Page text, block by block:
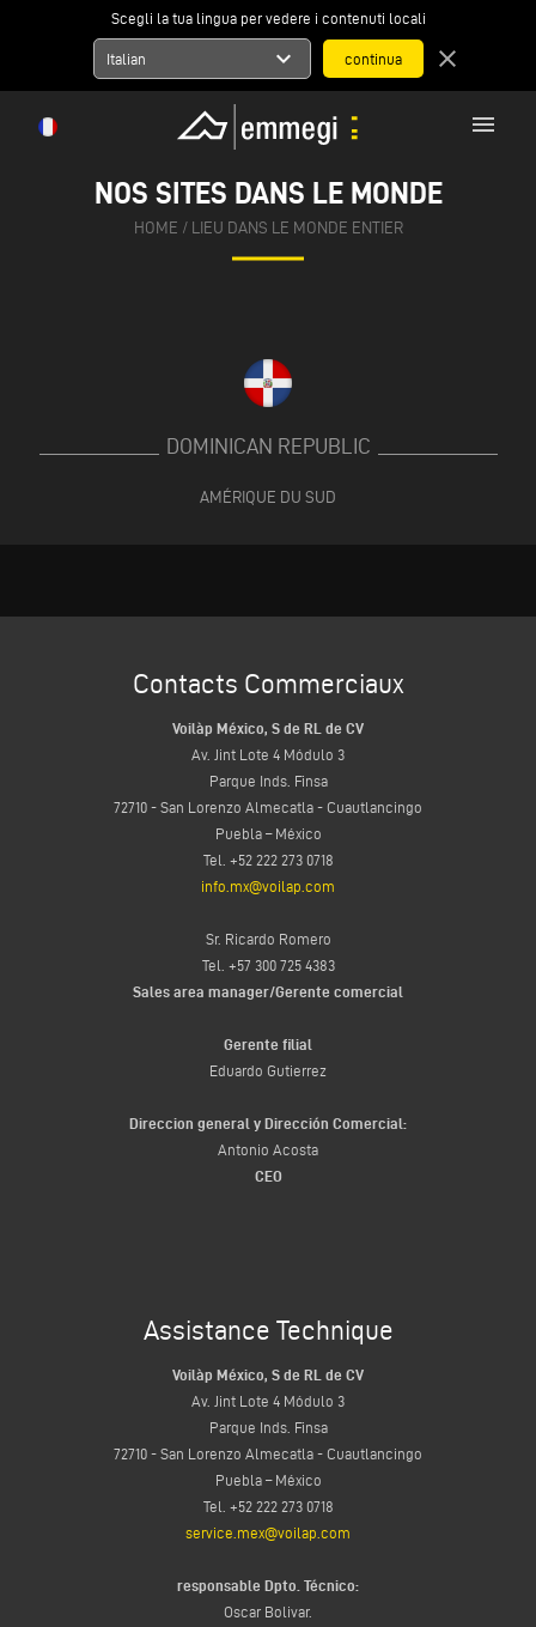
Scegli la tua lingua per vedere i contenuti locali
Italian expand_more close
menu
NOS SITES DANS LE MONDE
HOME / LIEU DANS LE MONDE ENTIER
DOMINICAN REPUBLIC
AMÉRIQUE DU SUD
Contacts Commerciaux
Voilàp México, S de RL de CV
Av. Jint Lote 4 Módulo 3
Parque Inds. Finsa
72710 - San Lorenzo Almecatla - Cuautlancingo
Puebla – México
Tel. +52 222 273 0718
info.mx@voilap.com
Sr. Ricardo Romero
Tel. +57 300 725 4383
Sales area manager/Gerente comercial
Gerente filial
Eduardo Gutierrez
Direccion general y Dirección Comercial:
Antonio Acosta
CEO
Assistance Technique
Voilàp México, S de RL de CV
Av. Jint Lote 4 Módulo 3
Parque Inds. Finsa
72710 - San Lorenzo Almecatla - Cuautlancingo
Puebla – México
Tel. +52 222 273 0718
service.mex@voilap.com
responsable Dpto. Técnico:
Oscar Bolivar.